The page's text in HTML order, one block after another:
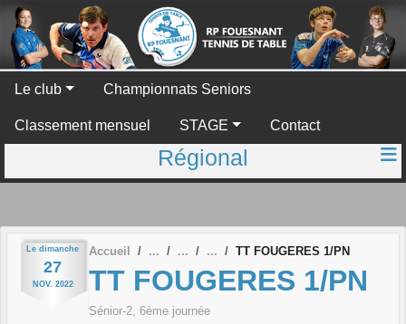
Le club Championnats Seniors
Classement mensuel STAGE Contact
Régional
Le dimanche
27
NOV. 2022
Accueil TT FOUGERES 1/PN
TT FOUGERES 1/PN
Sénior-2, 6ème journée
Panneau de gestion des cookies